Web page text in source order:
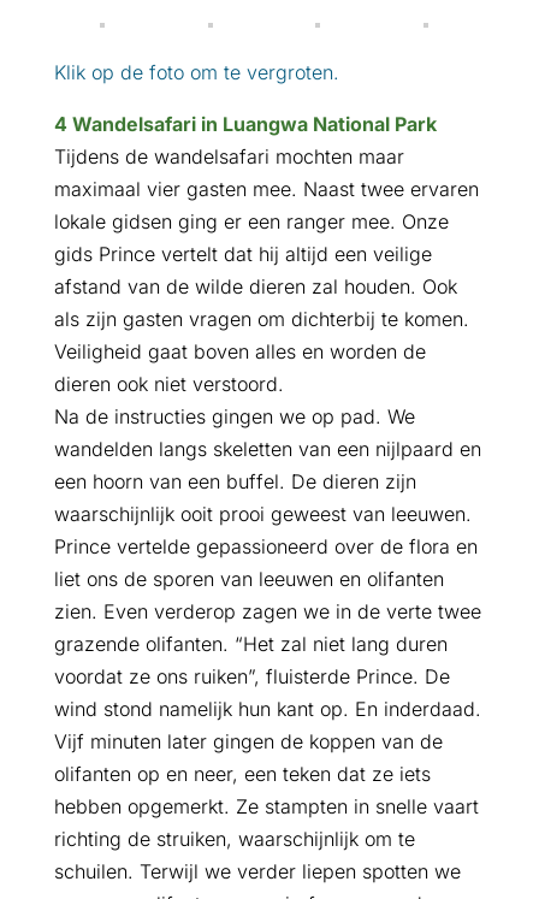
Klik op de foto om te vergroten.
4 Wandelsafari in Luangwa National Park
Tijdens de wandelsafari mochten maar
maximaal vier gasten mee. Naast twee ervaren
lokale gidsen ging er een ranger mee. Onze
gids Prince vertelt dat hij altijd een veilige
afstand van de wilde dieren zal houden. Ook
als zijn gasten vragen om dichterbij te komen.
Veiligheid gaat boven alles en worden de
dieren ook niet verstoord.
Na de instructies gingen we op pad. We
wandelden langs skeletten van een nijlpaard en
een hoorn van een buffel. De dieren zijn
waarschijnlijk ooit prooi geweest van leeuwen.
Prince vertelde gepassioneerd over de flora en
liet ons de sporen van leeuwen en olifanten
zien. Even verderop zagen we in de verte twee
grazende olifanten. “Het zal niet lang duren
voordat ze ons ruiken”, fluisterde Prince. De
wind stond namelijk hun kant op. En inderdaad.
Vijf minuten later gingen de koppen van de
olifanten op en neer, een teken dat ze iets
hebben opgemerkt. Ze stampten in snelle vaart
richting de struiken, waarschijnlijk om te
schuilen. Terwijl we verder liepen spotten we